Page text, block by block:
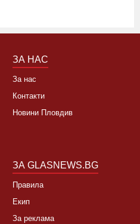
ЗА НАС
За нас
Контакти
Новини Пловдив
ЗА GLASNEWS.BG
Правила
Екип
За реклама